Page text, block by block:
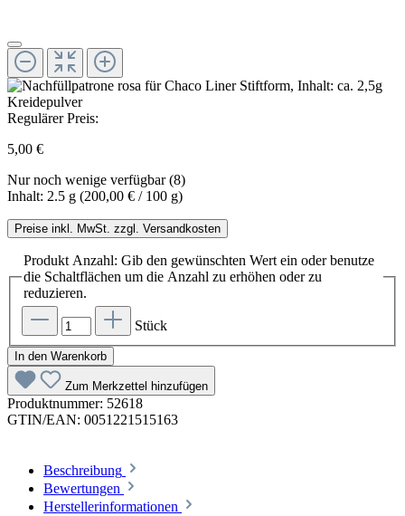
Regulärer Preis:
5,00 €
Nur noch wenige verfügbar (8)
Inhalt: 2.5 g (200,00 € / 100 g)
Preise inkl. MwSt. zzgl. Versandkosten
Produkt Anzahl: Gib den gewünschten Wert ein oder benutze
die Schaltflächen um die Anzahl zu erhöhen oder zu
reduzieren.
Stück
In den Warenkorb
Zum Merkzettel hinzufügen
Produktnummer: 52618
GTIN/EAN: 0051221515163
Beschreibung
Bewertungen
Herstellerinformationen